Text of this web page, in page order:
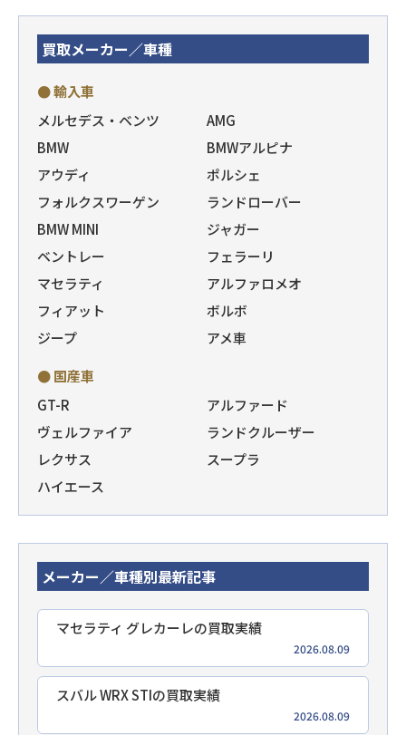
買取メーカー／車種
● 輸入車
メルセデス・ベンツ
AMG
BMW
BMWアルピナ
アウディ
ポルシェ
フォルクスワーゲン
ランドローバー
BMW MINI
ジャガー
ベントレー
フェラーリ
マセラティ
アルファロメオ
フィアット
ボルボ
ジープ
アメ車
● 国産車
GT-R
アルファード
ヴェルファイア
ランドクルーザー
レクサス
スープラ
ハイエース
メーカー／車種別最新記事
マセラティ グレカーレの買取実績
2026.08.09
スバル WRX STIの買取実績
2026.08.09